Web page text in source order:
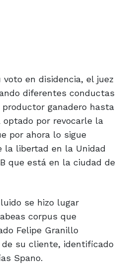
en disidencia, el juez
diferentes conductas
ganadero hasta
por revocarle la
por ahora lo sigue
la libertad en la Unidad
que está en la ciudad de
se hizo lugar
corpus que
Felipe Granillo
de su cliente, identificado
Spano.